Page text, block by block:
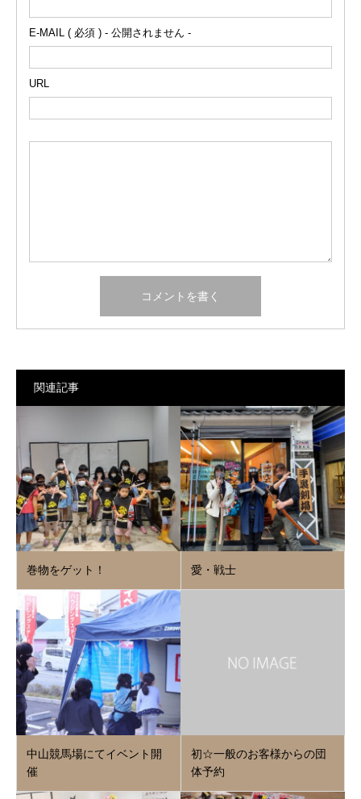
E-MAIL ( 必須 ) - 公開されません -
URL
関連記事
巻物をゲット！ 愛・戦士
中山競馬場にてイベント開
催
初☆一般のお客様からの団
体予約